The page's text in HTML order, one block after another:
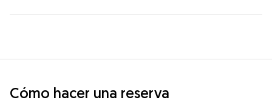
Cómo hacer una reserva